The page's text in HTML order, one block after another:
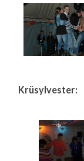
Krüsylvester: